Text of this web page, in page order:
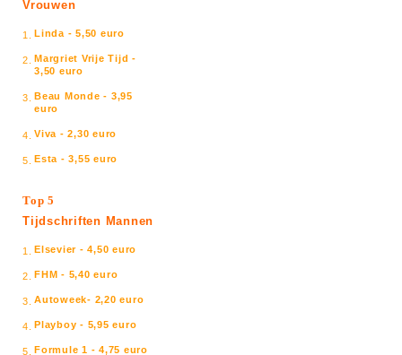
Vrouwen
1. Linda - 5,50 euro
2. Margriet Vrije Tijd -
3,50 euro
3. Beau Monde - 3,95
euro
4. Viva - 2,30 euro
5. Esta - 3,55 euro
Top 5
Tijdschriften Mannen
1. Elsevier - 4,50 euro
2. FHM - 5,40 euro
3. Autoweek- 2,20 euro
4. Playboy - 5,95 euro
5. Formule 1 - 4,75 euro